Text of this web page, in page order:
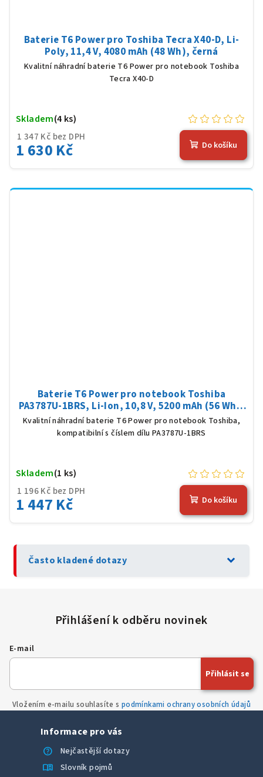
Baterie T6 Power pro Toshiba Tecra X40-D, Li-
Poly, 11,4 V, 4080 mAh (48 Wh), černá
Kvalitní náhradní baterie T6 Power pro notebook Toshiba
Tecra X40-D
1 347 Kč bez DPH
1 630 Kč
Skladem(4 ks)
Do košíku
Baterie T6 Power pro notebook Toshiba
PA3787U-1BRS, Li-Ion, 10,8 V, 5200 mAh (56 Wh),
černá
Kvalitní náhradní baterie T6 Power pro notebook Toshiba,
kompatibilní s číslem dílu PA3787U-1BRS
1 196 Kč bez DPH
1 447 Kč
Skladem(1 ks)
Do košíku
Často kladené dotazy expand_more
E-mail
Vložením e-mailu souhlasíte s podmínkami ochrany osobních údajů
Přihlásit se
Informace pro vás
help
Nejčastější dotazy
menu_book Slovník pojmů